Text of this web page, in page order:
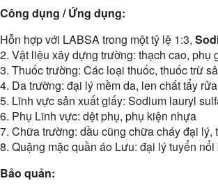
Công dụng / Ứng dụng:
Hỗn hợp với LABSA trong một tỷ lệ 1:3,
2. Vật liệu xây dựng trường: thạch cao, phụ
3. Thuốc trường: Các loại thuốc, thuốc trừ
4. Da trường: đại lý mềm da, len chất tẩy rửa
5. Lĩnh vực sản xuất giấy: Sodium lauryl
6. Phụ Lĩnh vực: dệt phụ, phụ kiện nhựa
7. Chữa trường: dầu cũng chữa cháy đại
8. Quặng mặc quần áo Lưu: đại lý tuyển
Bảo quản: